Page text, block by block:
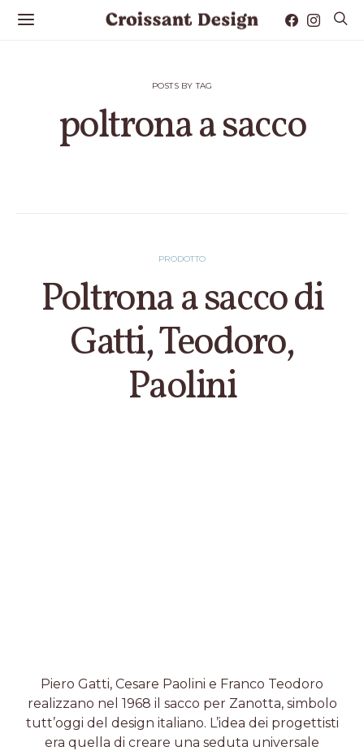
POSTS BY TAG
poltrona a sacco
PRODOTTO
Poltrona a sacco di
Gatti, Teodoro,
Paolini
Piero Gatti, Cesare Paolini e Franco Teodoro
realizzano nel 1968 il sacco per Zanotta, simbolo
tutt’oggi del design italiano. L’idea dei progettisti
era quella di creare una seduta universale